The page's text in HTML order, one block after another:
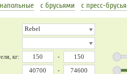
напольные с брусьями с пресс-
Rebel
кг:
-
-